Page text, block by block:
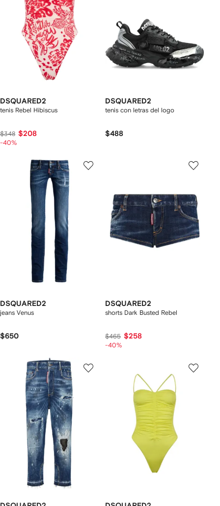
DSQUARED2
tenis Rebel Hibiscus
$348 $208
-40%
DSQUARED2
tenis con letras del logo
$488
DSQUARED2
jeans Venus
$650
DSQUARED2
shorts Dark Busted Rebel
$465 $258
-40%